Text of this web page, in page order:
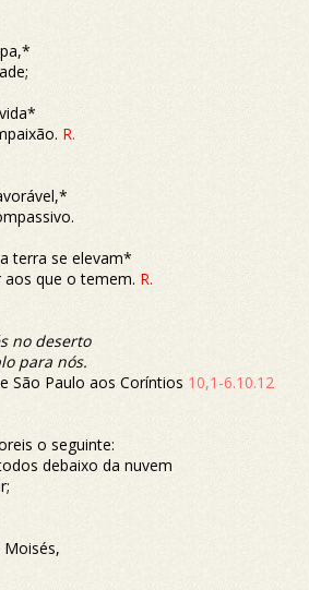
R.
terra se elevam*
que o temem. R.
no deserto
para nós.
São Paulo aos Coríntios 10,1-6.10.12
o seguinte:
debaixo da nuvem